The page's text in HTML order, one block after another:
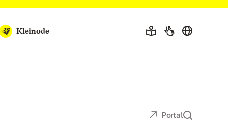
Kleinode
Portal